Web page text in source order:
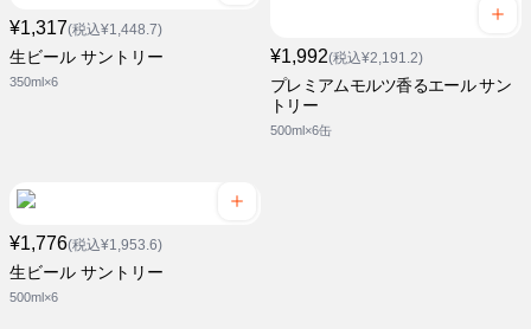
¥1,317(税込¥1,448.7)
生ビール サントリー
350ml×6
¥1,992(税込¥2,191.2)
プレミアムモルツ香るエール サン
トリー
500ml×6缶
¥1,776(税込¥1,953.6)
生ビール サントリー
500ml×6